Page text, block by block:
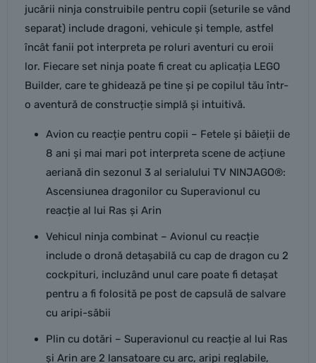
jucării ninja construibile pentru copii (seturile se vând
separat) include dragoni, vehicule și temple, astfel
încât fanii pot interpreta pe roluri aventuri cu eroii
lor. Fiecare set ninja poate fi creat cu aplicația LEGO
Builder, care te ghidează pe tine și pe copilul tău într-
o aventură de construcție simplă și intuitivă.
Avion cu reacție pentru copii – Fetele și băieții de
8 ani și mai mari pot interpreta scene de acțiune
aeriană din sezonul 3 al serialului TV NINJAGO®:
Ascensiunea dragonilor cu Superavionul cu
reacție al lui Ras și Arin
Vehicul ninja combinat – Avionul cu reacție
include o dronă detașabilă cu cap de dragon cu 2
cockpituri, incluzând unul care poate fi detașat
pentru a fi folosită pe post de capsulă de salvare
cu aripi-săbii
Plin cu dotări – Superavionul cu reacție al lui Ras
și Arin are 2 lansatoare cu arc, aripi reglabile,